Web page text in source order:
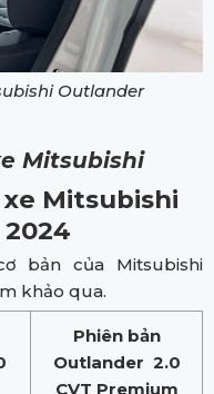
Outlander
Mitsubishi
Mitsubishi
bản của Mitsubishi
khảo qua.
Phiên bản
Outlander 2.0
CVT Premium